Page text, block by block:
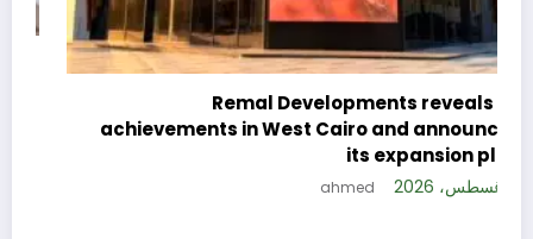
Remal Developments reveals its
achievements in West Cairo and announces
its expansion plan
5 أغسطس، 2026 ahmed